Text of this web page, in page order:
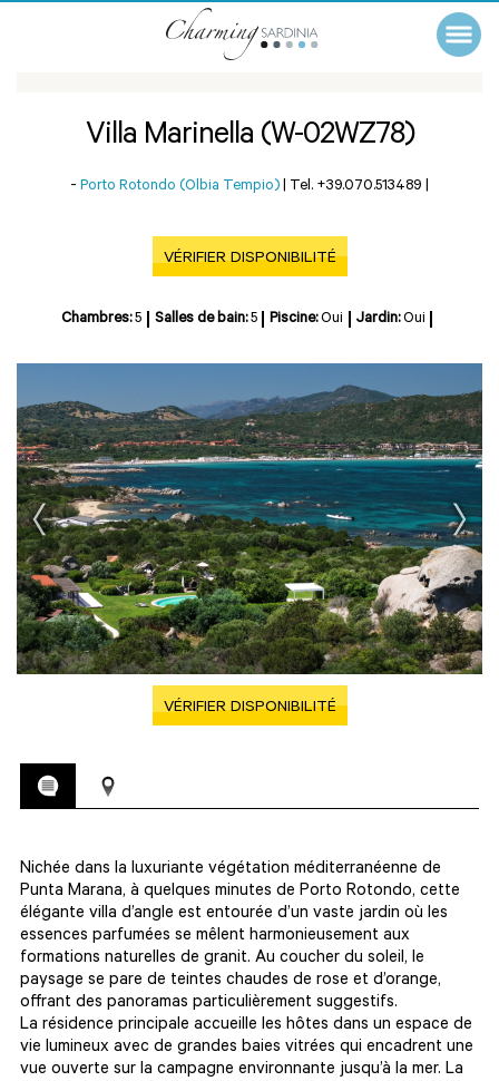
Villa Marinella (W-02WZ78)
- Porto Rotondo (Olbia Tempio) | Tel. +39.070.513489 |
VÉRIFIER DISPONIBILITÉ
Chambres:5 Salles de bain:5 Piscine:Oui Jardin:Oui
VÉRIFIER DISPONIBILITÉ
Nichée dans la luxuriante végétation méditerranéenne de
Punta Marana, à quelques minutes de Porto Rotondo, cette
élégante villa d’angle est entourée d’un vaste jardin où les
essences parfumées se mêlent harmonieusement aux
formations naturelles de granit. Au coucher du soleil, le
paysage se pare de teintes chaudes de rose et d’orange,
offrant des panoramas particulièrement suggestifs.
La résidence principale accueille les hôtes dans un espace de
vie lumineux avec de grandes baies vitrées qui encadrent une
vue ouverte sur la campagne environnante jusqu’à la mer. La